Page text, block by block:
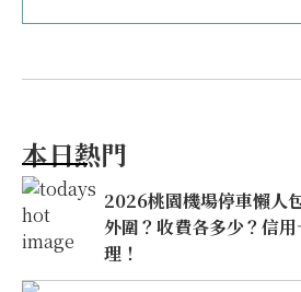
本日熱門
2026桃園機場停車懶人
外圍？收費各多少？信
理！